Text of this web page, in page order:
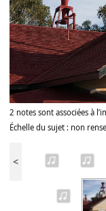
2 notes sont associées à
Échelle du sujet : non
<